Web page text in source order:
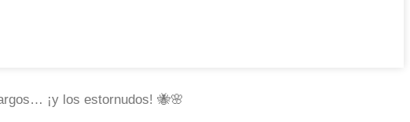
¡y los estornudos! 🐝🌸